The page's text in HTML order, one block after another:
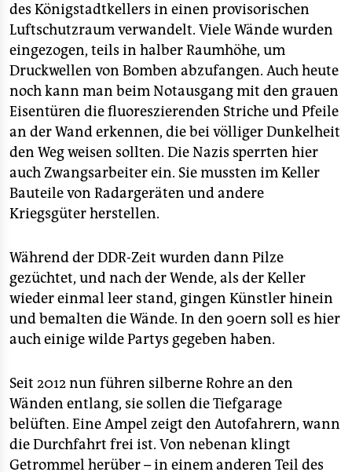
des Königstadtkellers in einen provisorischen
Luftschutzraum verwandelt. Viele Wände wurden
eingezogen, teils in halber Raumhöhe, um
Druckwellen von Bomben abzufangen. Auch heute
noch kann man beim Notausgang mit den grauen
Eisentüren die fluoreszierenden Striche und Pfeile
an der Wand erkennen, die bei völliger Dunkelheit
den Weg weisen sollten. Die Nazis sperrten hier
auch Zwangsarbeiter ein. Sie mussten im Keller
Bauteile von Radargeräten und andere
Kriegsgüter herstellen.
Während der DDR-Zeit wurden dann Pilze
gezüchtet, und nach der Wende, als der Keller
wieder einmal leer stand, gingen Künstler hinein
und bemalten die Wände. In den 90ern soll es hier
auch einige wilde Partys gegeben haben.
Seit 2012 nun führen silberne Rohre an den
Wänden entlang, sie sollen die Tiefgarage
belüften. Eine Ampel zeigt den Autofahrern, wann
die Durchfahrt frei ist. Von nebenan klingt
Getrommel herüber – in einem anderen Teil des